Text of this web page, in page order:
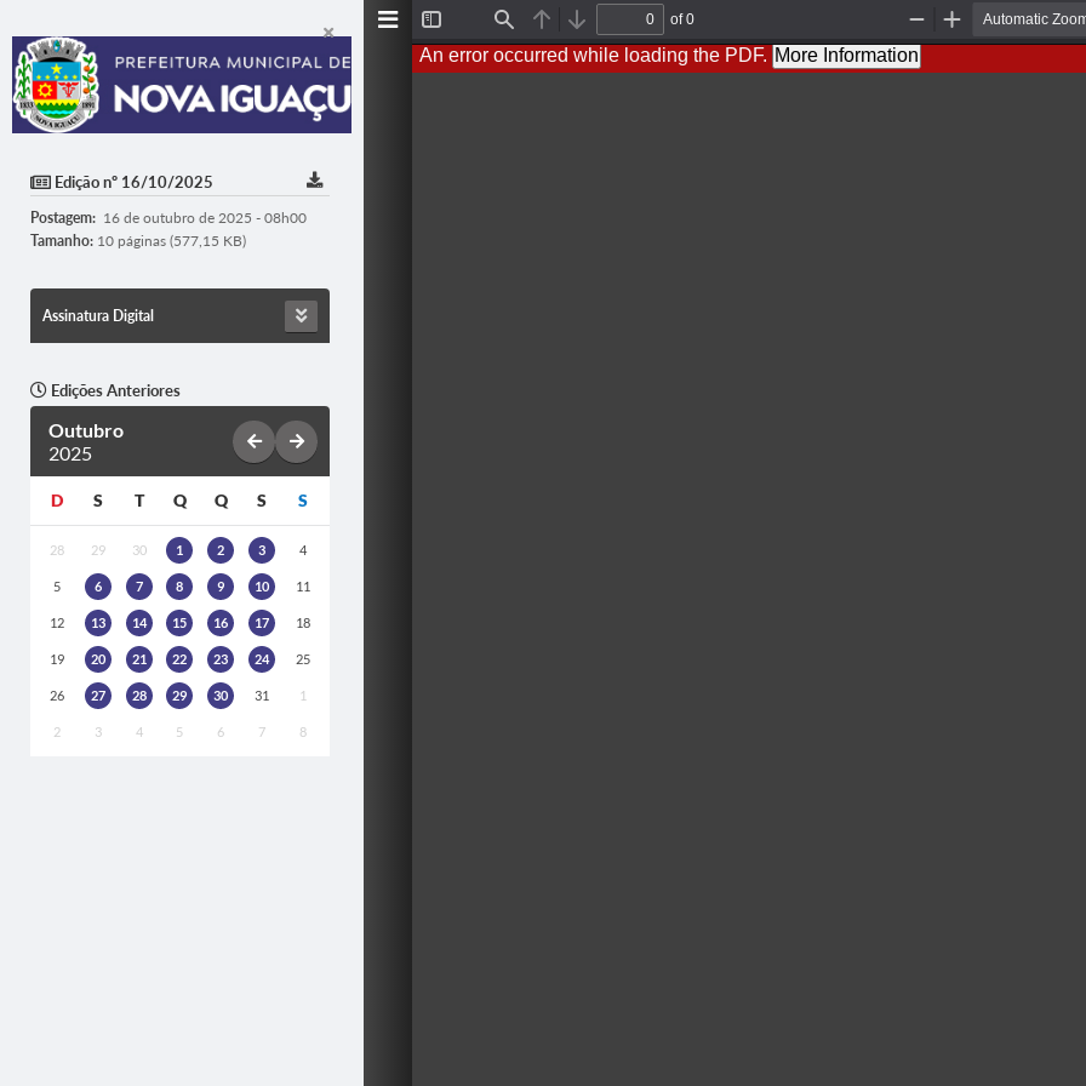
Edição nº 16/10/2025
Postagem: 16 de outubro de 2025 - 08h00
Tamanho: 10 páginas (577,15 KB)
Assinatura Digital
Edições Anteriores
Outubro
2025
D S T Q Q S S
28 29 30 1 2 3 4
5 6 7 8 9 10 11
12 13 14 15 16 17 18
19 20 21 22 23 24 25
26 27 28 29 30 31 1
2 3 4 5 6 7 8
Sidebar
Find Previous
Next
of 0
Out
An error occurred while loading the PDF. More Information